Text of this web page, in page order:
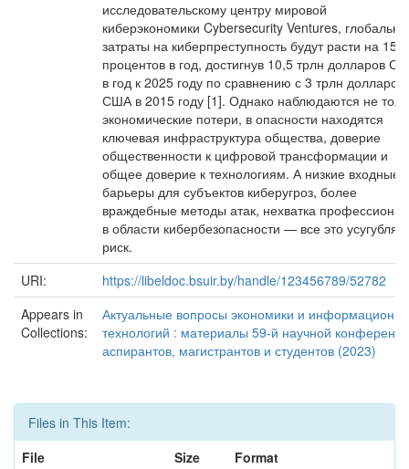
исследовательскому центру мировой
киберэкономики Cybersecurity Ventures,
затраты на киберпреступность будут расти на 15
процентов в год, достигнув 10,5 трлн долларов
в год к 2025 году по сравнению с 3 трлн долларов
США в 2015 году [1]. Однако наблюдаются не
экономические потери, в опасности находятся
ключевая инфраструктура общества, доверие
общественности к цифровой трансформации и
общее доверие к технологиям. А низкие входные
барьеры для субъектов киберугроз, более
враждебные методы атак, нехватка
в области кибербезопасности — все это
риск.
URI:
https://libeldoc.bsuir.by/handle/123456789/52782
Appears in
Collections:
Актуальные вопросы экономики и
технологий : материалы 59-й научной
аспирантов, магистрантов и студентов (2023)
Files in This Item:
File
Size Format